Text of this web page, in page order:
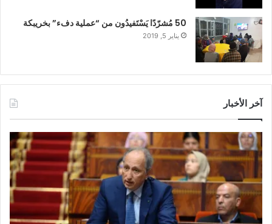
50 مُشرّدًا يَسْتَفيدُون من “عملية دفء” بخريبكة
يناير 5, 2019
آخر الأخبار